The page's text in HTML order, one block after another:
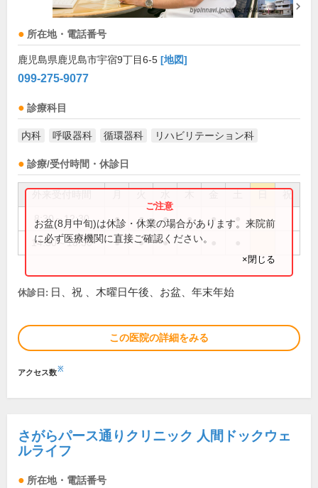
所在地・電話番号
鹿児島県鹿児島市宇宿9丁目6-5 [地図]
099-275-9077
診療科目
内科 呼吸器科 循環器科 リハビリテーション科
診療/受付時間・休診日
祝
8:30～12:30 ● ● ● ● ●
14:30～18:30 ● ● ●
お盆(8月中旬)は休診・休業の場合があります。来院前
に必ず医療機関に直接ご確認ください。
×閉じる
休診日: 日、祝 、木曜日午後、お盆、年末年始
この医院の詳細をみる
アクセス数※
さがらパース通りクリニック 人間ドックウェ
ルライフ
所在地・電話番号